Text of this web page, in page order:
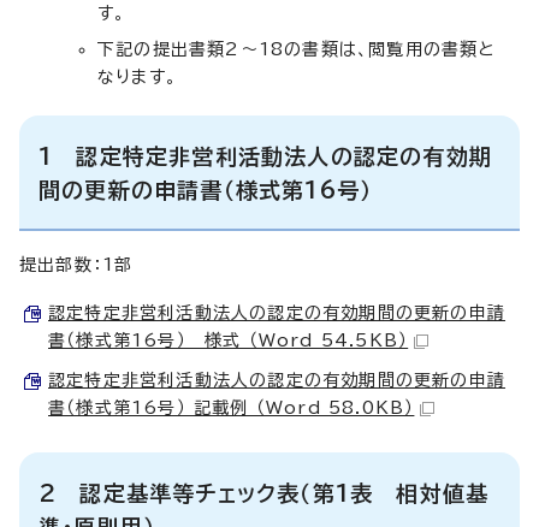
す。
下記の提出書類2～18の書類は、閲覧用の書類と
なります。
1 認定特定非営利活動法人の認定の有効期
間の更新の申請書（様式第16号）
提出部数：1部
認定特定非営利活動法人の認定の有効期間の更新の申請
書（様式第16号） 様式 （Word 54.5KB）
認定特定非営利活動法人の認定の有効期間の更新の申請
書（様式第16号） 記載例 （Word 58.0KB）
2 認定基準等チェック表（第1表 相対値基